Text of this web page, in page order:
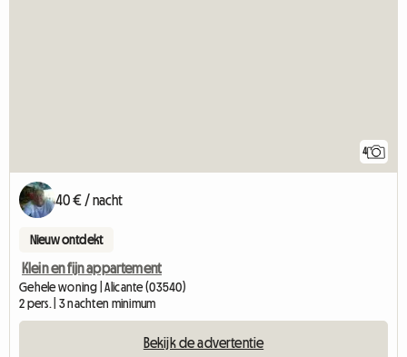
4
40 € / nacht
Nieuw ontdekt
Klein en fijn appartement
Gehele woning | Alicante (03540)
2 pers. | 3 nachten minimum
Bekijk de advertentie